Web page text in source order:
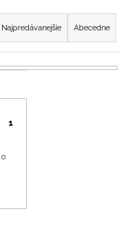
Najpredávanejšie Abecedne
1
0